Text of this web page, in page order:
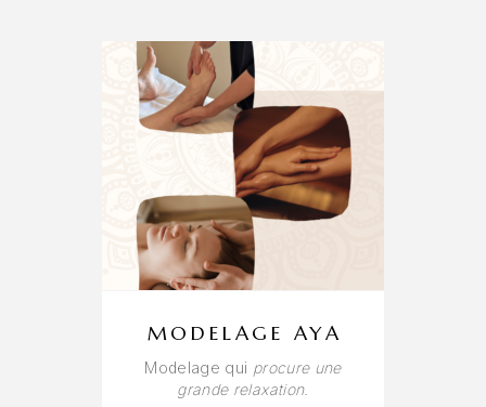
MODELAGE AYA
Modelage qui procure une
grande relaxation.